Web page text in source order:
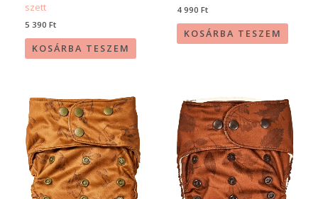
szett
5 390Ft
KOSÁRBA TESZEM
4 990Ft
KOSÁRBA TESZEM